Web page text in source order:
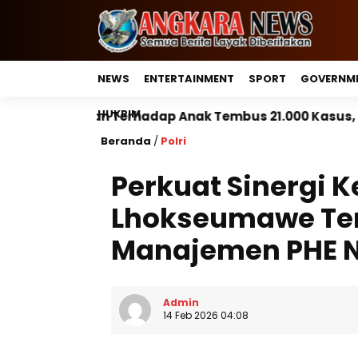
NEWS ENTERTAINMENT SPORT
HUKRIM
Anak Tembus 21.000 Kasus, Pemerintah
Beranda / Polri
Perkuat Sinergi
Lhokseumawe
Manajemen PHE
Admin
14 Feb 2026 04:08